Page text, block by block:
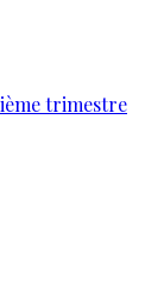
trimestre